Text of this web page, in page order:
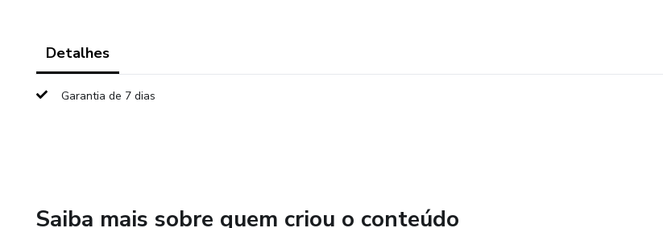
Detalhes
Garantia de 7 dias
Saiba mais sobre quem criou o conteúdo